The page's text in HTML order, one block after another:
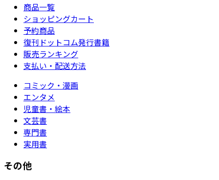
商品一覧
ショッピングカート
予約商品
復刊ドットコム発行書籍
販売ランキング
支払い・配送方法
コミック・漫画
エンタメ
児童書・絵本
文芸書
専門書
実用書
その他